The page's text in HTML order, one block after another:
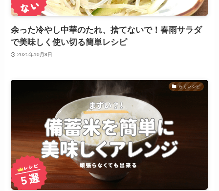
余った冷やし中華のたれ、捨てないで！春雨サラダ
で美味しく使い切る簡単レシピ
2025年10月8日
らくレシピ